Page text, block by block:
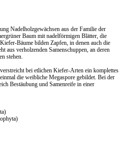
Nadelholzgewächsen aus der Familie der
Baum mit nadelförmigen Blätter, die
Bäume bilden Zapfen, in denen auch die
aus verholzenden Samenschuppen, an deren
stehen.
bei etlichen Kiefer-Arten ein komplettes
die weibliche Megaspore gebildet. Bei der
Bestäubung und Samenreife in einer